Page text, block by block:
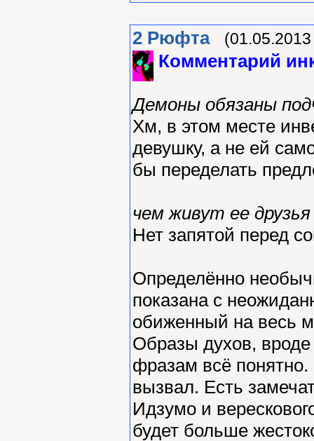
2 Рюфта
Комментарий
Демоны обязаны
Хм, в этом месте
девушку, а не ей
бы переделать
чем живут ее
Нет запятой перед
Определённо
показана с
обиженный на весь
Образы духов,
фразам всё понятно.
вызвал. Есть
Идзумо и
будет больше